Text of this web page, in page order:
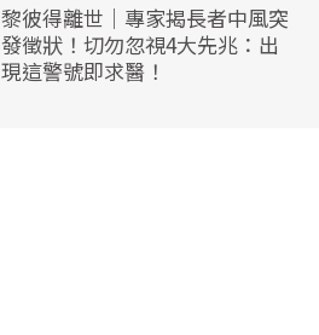
黎彼得離世｜專家揭長者中風突
發徵狀！切勿忽視4大先兆：出
現這警號即求醫！